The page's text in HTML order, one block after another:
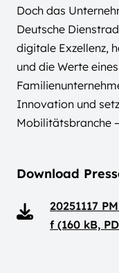
Doch das
Deutsche
digitale Exzellenz,
und die Werte
Innovation und
Mobilitätsbranche
Download
20251117
f (160 kB,